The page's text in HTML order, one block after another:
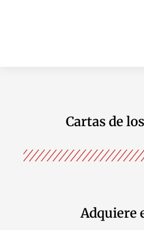
Cartas de
Adquiere